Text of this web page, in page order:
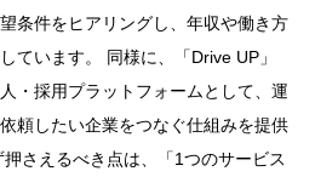
条件をヒアリングし、年収や働き方
ています。 同様に、「Drive UP」
・採用プラットフォームとして、運
頼したい企業をつなぐ仕組みを提供
さえるべき点は、「1つのサービス